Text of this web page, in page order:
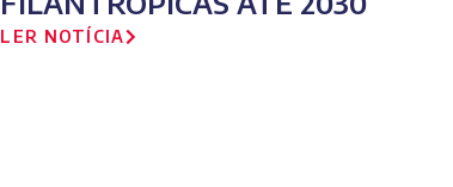
LER NOTÍCIA